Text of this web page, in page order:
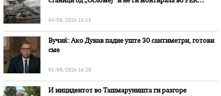
04/08/2026 15:15
Вучиќ: Ако Дунав падне уште 30 сантиметри, готови
сме
01/08/2026 16:28
И инцидентот во Ташмаруништa ги разгоре